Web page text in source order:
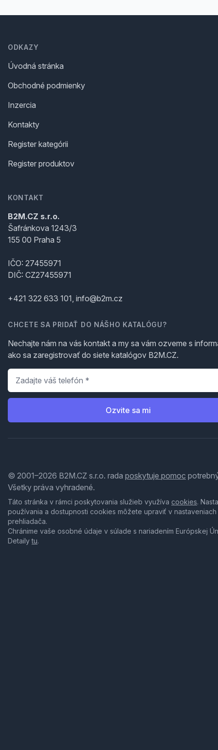
ODKAZY
Úvodná stránka
Obchodné podmienky
Inzercia
Kontakty
Register kategórii
Register produktov
KONTAKT
B2M.CZ s.r.o.
Šafránkova 1243/3
155 00 Praha 5
IČO: 27455971
DIČ: CZ27455971
+421 322 633 101, info@b2m.cz
CHCETE SA PRIDAŤ DO NÁŠHO KATALÓGU?
Nechajte nám na vás kontakt a my sa vám ozveme s
ako sa zaregistrovať do siete katalógov B2M.CZ.
Telefón
Ozvite sa mi
© 2001–2026 B2M.CZ s.r.o. rada poskytuje pomoc
Všetky práva vyhradené.
Táto stránka v rámci poskytovania služieb využíva cookies.
používania a dostupnosti cookies môžete upraviť v nastaveniach
prehliadača.
Chránime vaše osobné údaje v súlade s nariadením Európskej
Detailytu.